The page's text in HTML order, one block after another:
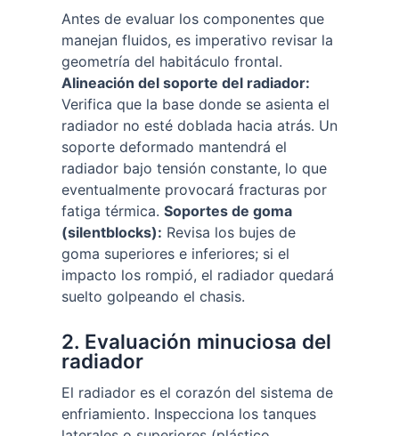
Antes de evaluar los componentes que
manejan fluidos, es imperativo revisar la
geometría del habitáculo frontal.
Alineación del soporte del radiador:
Verifica que la base donde se asienta el
radiador no esté doblada hacia atrás. Un
soporte deformado mantendrá el
radiador bajo tensión constante, lo que
eventualmente provocará fracturas por
fatiga térmica. Soportes de goma
(silentblocks): Revisa los bujes de
goma superiores e inferiores; si el
impacto los rompió, el radiador quedará
suelto golpeando el chasis.
2. Evaluación minuciosa del
radiador
El radiador es el corazón del sistema de
enfriamiento. Inspecciona los tanques